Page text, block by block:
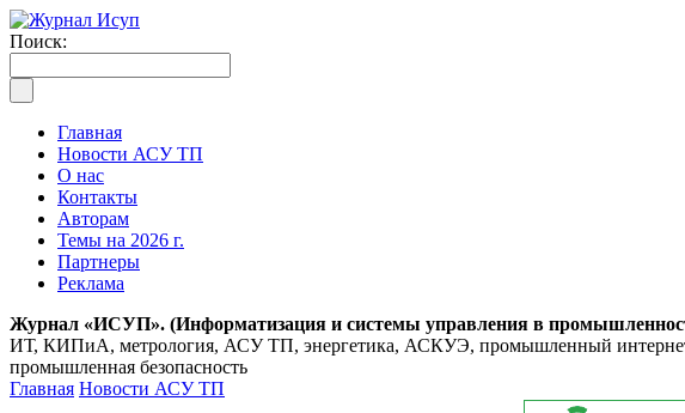
Поиск:
Главная
Новости АСУ ТП
О нас
Контакты
Авторам
Темы на 2026 г.
Партнеры
Реклама
Журнал «ИСУП». (Информатизация и системы управления в
ИТ, КИПиА, метрология, АСУ ТП, энергетика, АСКУЭ, промышленный интернет,
промышленная безопасность
Главная Новости АСУ ТП